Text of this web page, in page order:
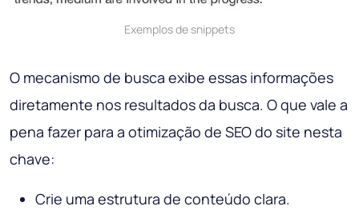
Exemplos de snippets
O mecanismo de busca exibe essas informações
diretamente nos resultados da busca. O que vale a
pena fazer para a otimização de SEO do site nesta
chave:
Crie uma estrutura de conteúdo clara.